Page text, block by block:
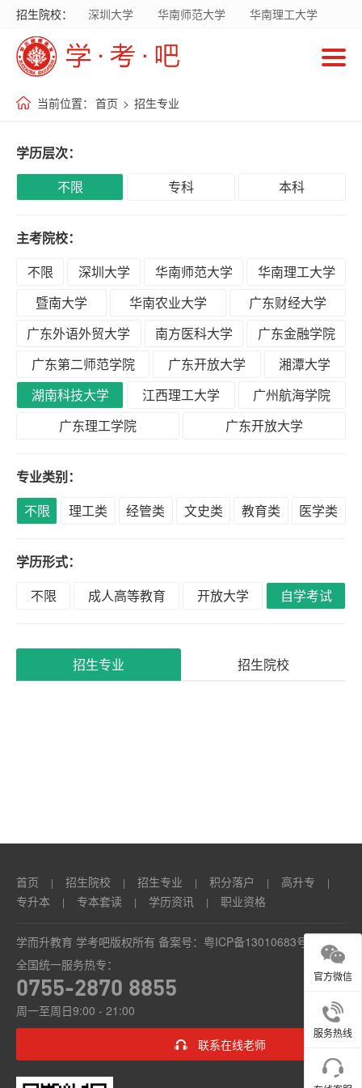
招生院校： 深圳大学 华南师范大学
华南理工大学
暨南大学
华南农业大学
广东外语外贸大学
南方医科大学
学
当前位置： 首页 > 招生专业
学历层次：
不限
专科 本科
主考院校：
不限
深圳大学 华南师范大学
华南理工大学
暨南大学
华南农业大学
广东财经大学
广东外语外贸大学
南方医科大学
广东金融学院
广东第二师范学院
广东开放大学
湘潭大学
湖南科技大学
江西理工大学
广州航海学院
广东理工学院
广东开放大学
专业类别：
不限
理工类 经管类 文史类 教育类 医学类
学历形式：
不限
成人高等教育 开放大学 自学考试
招生专业 招生院校
首页 | 招生院校 | 招生专业 | 积分落户 | 高升专 |
专升本 | 专本套读 | 学历资讯 | 职业资格
学而升教育 学考吧版权所有 备案号： 粤ICP备13010683号
全国统一服务热专：
0755-2870 8855
周一至周日9:00 - 21:00
联系在线老师
官方微信
服务热线